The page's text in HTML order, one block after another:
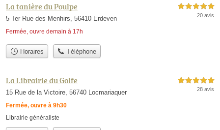
La tanière du Poulpe
5 Ter Rue des Menhirs, 56410 Erdeven
Fermée, ouvre demain à 17h
5,0 étoiles sur 5
20 avis
Horaires Téléphone
La Librairie du Golfe
15 Rue de la Victoire, 56740 Locmariaquer
Fermée, ouvre à 9h30
5,0 étoiles sur 5
28 avis
Librairie généraliste